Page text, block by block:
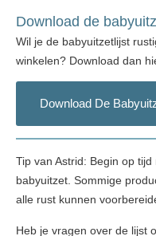
Download de
Wil je de babyuitzetlijst
winkelen? Download dan
Download De
Tip van Astrid: Begin op
babyuitzet. Sommige
alle rust kunnen
Heb je vragen over de lijst